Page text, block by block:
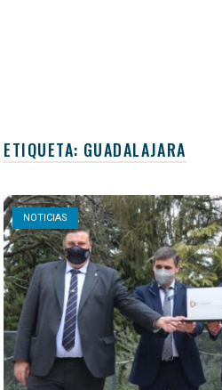
ETIQUETA: GUADALAJARA
NOTICIAS
Open post